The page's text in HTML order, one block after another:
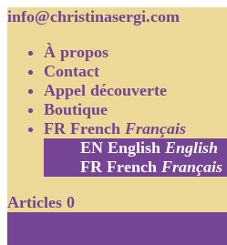
info@christinasergi.com
À propos
Contact
Appel découverte
Boutique
FR French Français
EN English English
FR French Français
Articles 0